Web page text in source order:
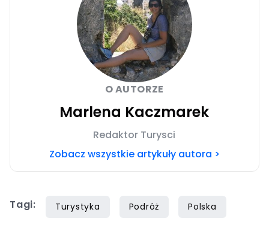
O AUTORZE
Marlena Kaczmarek
Redaktor Turysci
Zobacz wszystkie artykuły autora >
Tagi: Turystyka Podróż Polska